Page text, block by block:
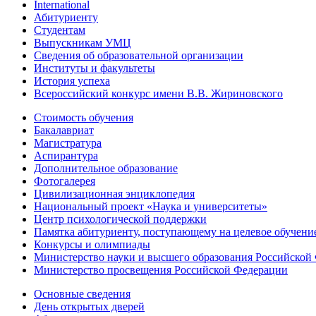
International
Абитуриенту
Студентам
Выпускникам УМЦ
Сведения об образовательной организации
Институты и факультеты
История успеха
Всероссийский конкурс имени В.В. Жириновского
Стоимость обучения
Бакалавриат
Магистратура
Аспирантура
Дополнительное образование
Фотогалерея
Цивилизационная энциклопедия
Национальный проект «Наука и университеты»
Центр психологической поддержки
Памятка абитуриенту, поступающему на целевое
Конкурсы и олимпиады
Министерство науки и высшего образования
Министерство просвещения Российской Федерации
Основные сведения
День открытых дверей